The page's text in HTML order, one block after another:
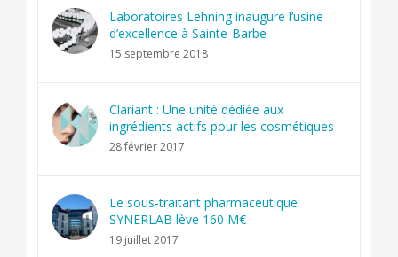
Laboratoires Lehning inaugure l’usine
d’excellence à Sainte-Barbe
15 septembre 2018
Clariant : Une unité dédiée aux
ingrédients actifs pour les cosmétiques
28 février 2017
Le sous-traitant pharmaceutique
SYNERLAB lève 160 M€
19 juillet 2017